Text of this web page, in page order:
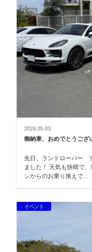
2026.05.03
御納車、おめでとうござ
先日、ランドローバー
ました！ 天気も快晴で、良い納車日和でした！ ポルシェ マカ
ンからのお乗り換えで…
イベント